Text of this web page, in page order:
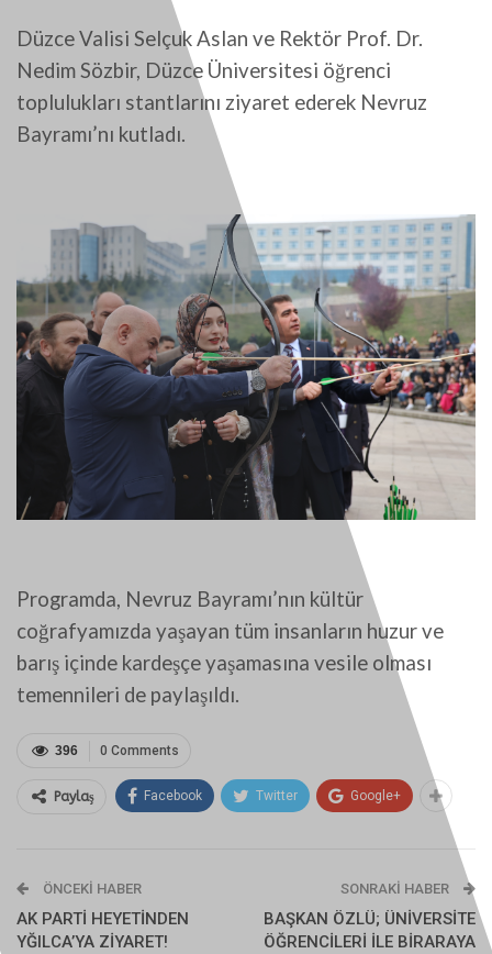
Düzce Valisi Selçuk Aslan ve Rektör Prof. Dr.
Nedim Sözbir, Düzce Üniversitesi öğrenci
toplulukları stantlarını ziyaret ederek Nevruz
Bayramı’nı kutladı.
Programda, Nevruz Bayramı’nın kültür
coğrafyamızda yaşayan tüm insanların huzur ve
barış içinde kardeşçe yaşamasına vesile olması
temennileri de paylaşıldı.
0 Comments
396
Paylaş Facebook Twitter Google+
ÖNCEKI HABER
AK PARTİ HEYETİNDEN
YĞILCA’YA ZİYARET!
SONRAKI HABER
BAŞKAN ÖZLÜ; ÜNİVERSİTE
ÖĞRENCİLERİ İLE BİRARAYA